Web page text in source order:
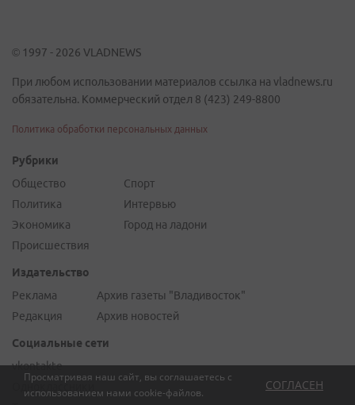
Просматривая наш сайт, вы соглашаетесь с
использованием нами cookie-файлов.
СОГЛАСЕН
© 1997 - 2026 VLADNEWS
При любом использовании материалов ссылка на vladnews.ru
обязательна. Коммерческий отдел 8 (423) 249-8800
Политика обработки персональных данных
Рубрики
Общество
Политика
Экономика
Происшествия
Спорт
Интервью
Город на ладони
Издательство
Реклама
Редакция
Архив газеты "Владивосток"
Архив новостей
Социальные сети
vkontakte
Одноклассники